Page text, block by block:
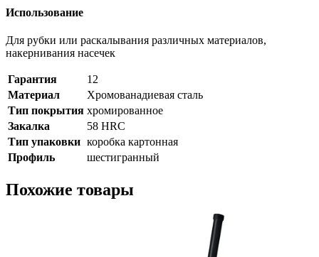
Использование
Для рубки или раскалывания различных материалов,
накернивания насечек
Гарантия
12
Материал
Хромованадиевая сталь
Тип покрытия хромированное
Закалка
58 HRC
Тип упаковки коробка картонная
Профиль
шестигранный
Похожие товары